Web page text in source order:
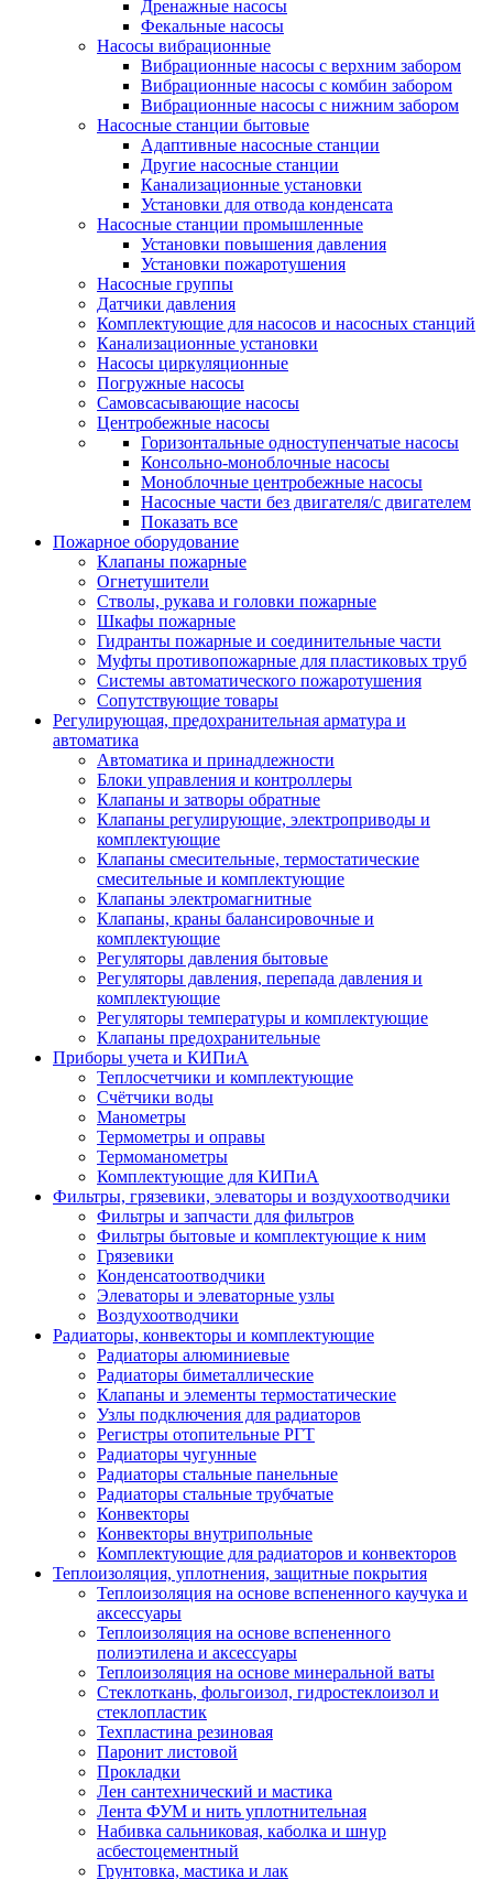
Дренажные насосы
Фекальные насосы
Насосы вибрационные
Вибрационные насосы с верхним забором
Вибрационные насосы с комбин забором
Вибрационные насосы с нижним забором
Насосные станции бытовые
Адаптивные насосные станции
Другие насосные станции
Канализационные установки
Установки для отвода конденсата
Насосные станции промышленные
Установки повышения давления
Установки пожаротушения
Насосные группы
Датчики давления
Комплектующие для насосов и насосных станций
Канализационные установки
Насосы циркуляционные
Погружные насосы
Самовсасывающие насосы
Центробежные насосы
Горизонтальные одноступенчатые насосы
Консольно-моноблочные насосы
Моноблочные центробежные насосы
Насосные части без двигателя/с двигателем
Показать все
Пожарное оборудование
Клапаны пожарные
Огнетушители
Стволы, рукава и головки пожарные
Шкафы пожарные
Гидранты пожарные и соединительные части
Муфты противопожарные для пластиковых труб
Системы автоматического пожаротушения
Сопутствующие товары
Регулирующая, предохранительная арматура и
автоматика
Автоматика и принадлежности
Блоки управления и контроллеры
Клапаны и затворы обратные
Клапаны регулирующие, электроприводы и
комплектующие
Клапаны смесительные, термостатические
смесительные и комплектующие
Клапаны электромагнитные
Клапаны, краны балансировочные и
комплектующие
Регуляторы давления бытовые
Регуляторы давления, перепада давления и
комплектующие
Регуляторы температуры и комплектующие
Клапаны предохранительные
Приборы учета и КИПиА
Теплосчетчики и комплектующие
Счётчики воды
Манометры
Термометры и оправы
Термоманометры
Комплектующие для КИПиА
Фильтры, грязевики, элеваторы и воздухоотводчики
Фильтры и запчасти для фильтров
Фильтры бытовые и комплектующие к ним
Грязевики
Конденсатоотводчики
Элеваторы и элеваторные узлы
Воздухоотводчики
Радиаторы, конвекторы и комплектующие
Радиаторы алюминиевые
Радиаторы биметаллические
Клапаны и элементы термостатические
Узлы подключения для радиаторов
Регистры отопительные РГТ
Радиаторы чугунные
Радиаторы стальные панельные
Радиаторы стальные трубчатые
Конвекторы
Конвекторы внутрипольные
Комплектующие для радиаторов и конвекторов
Теплоизоляция, уплотнения, защитные покрытия
Теплоизоляция на основе вспененного каучука и
аксессуары
Теплоизоляция на основе вспененного
полиэтилена и аксессуары
Теплоизоляция на основе минеральной ваты
Стеклоткань, фольгоизол, гидростеклоизол и
стеклопластик
Техпластина резиновая
Паронит листовой
Прокладки
Лен сантехнический и мастика
Лента ФУМ и нить уплотнительная
Набивка сальниковая, каболка и шнур
асбестоцементный
Грунтовка, мастика и лак